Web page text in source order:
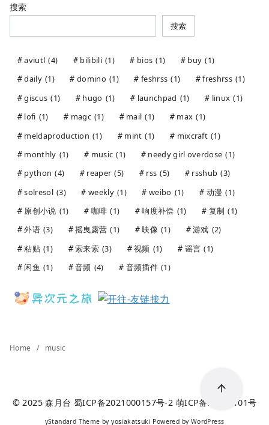
搜索
搜索
aviutl (4) bilibili (1) bios (1) buy (1)
daily (1) domino (1) feshrss (1) freshrss (1)
giscus (1) hugo (1) launchpad (1) linux (1)
lofi (1) magc (1) mail (1) max (1)
meldaproduction (1) mint (1) mixcraft (1)
monthly (1) music (1) needy girl overdose (1)
python (4) reaper (5) rss (5) rsshub (3)
solresol (3) weekly (1) weibo (1) 动漫 (1)
原创小说 (1) 咖啡 (1) 响度补偿 (1) 复制 (1)
外语 (3) 摇曳露营 (1) 映像 (1) 游戏 (2)
粘贴 (1) 索来索 (3) 视频 (1) 谣言 (1)
闲鱼 (1) 音频 (4) 音频插件 (1)
Home music
© 2025森月台 蜀ICP备2021000157号-2 萌ICP备20241101号
yStandard Theme byyosiakatsuki Powered by WordPress